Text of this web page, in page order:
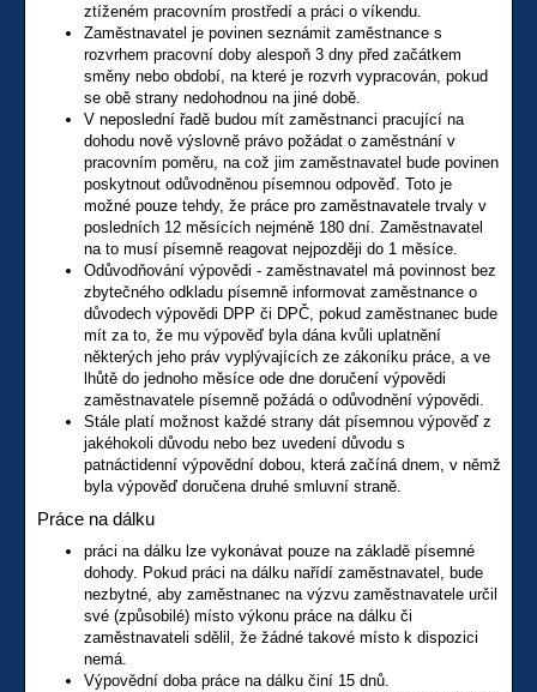
ztíženém pracovním prostředí a práci o víkendu.
Zaměstnavatel je povinen seznámit zaměstnance s
rozvrhem pracovní doby alespoň 3 dny před začátkem
směny nebo období, na které je rozvrh vypracován, pokud
se obě strany nedohodnou na jiné době.
V neposlední řadě budou mít zaměstnanci pracující na
dohodu nově výslovně právo požádat o zaměstnání v
pracovním poměru, na což jim zaměstnavatel bude povinen
poskytnout odůvodněnou písemnou odpověď. Toto je
možné pouze tehdy, že práce pro zaměstnavatele trvaly v
posledních 12 měsících nejméně 180 dní. Zaměstnavatel
na to musí písemně reagovat nejpozději do 1 měsíce.
Odůvodňování výpovědi - zaměstnavatel má povinnost bez
zbytečného odkladu písemně informovat zaměstnance o
důvodech výpovědi DPP či DPČ, pokud zaměstnanec bude
mít za to, že mu výpověď byla dána kvůli uplatnění
některých jeho práv vyplývajících ze zákoníku práce, a ve
lhůtě do jednoho měsíce ode dne doručení výpovědi
zaměstnavatele písemně požádá o odůvodnění výpovědi.
Stále platí možnost každé strany dát písemnou výpověď z
jakéhokoli důvodu nebo bez uvedení důvodu s
patnáctidenní výpovědní dobou, která začíná dnem, v němž
byla výpověď doručena druhé smluvní straně.
Práce na dálku
práci na dálku lze vykonávat pouze na základě písemné
dohody. Pokud práci na dálku nařídí zaměstnavatel, bude
nezbytné, aby zaměstnanec na výzvu zaměstnavatele určil
své (způsobilé) místo výkonu práce na dálku či
zaměstnavateli sdělil, že žádné takové místo k dispozici
nemá.
Výpovědní doba práce na dálku činí 15 dnů.